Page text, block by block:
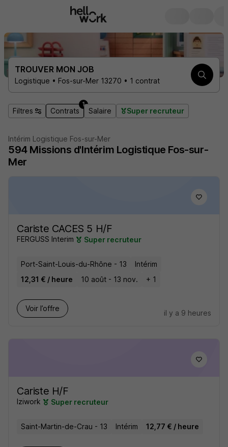
TROUVER MON JOB
Logistique • Fos-sur-Mer 13270 • 1 contrat
Filtres Contrats
1
Salaire Super recruteur
Intérim Logistique Fos-sur-Mer
594 Missions d'Intérim Logistique Fos-sur-
Mer
Cariste CACES 5 H/F
FERGUSS Interim Super recruteur
Port-Saint-Louis-du-Rhône - 13
Intérim
12,31 € / heure
10 août - 13 nov. + 1
Voir l’offre
il y a 9 heures
Cariste H/F
Iziwork Super recruteur
Saint-Martin-de-Crau - 13 Intérim 12,77 € / heure